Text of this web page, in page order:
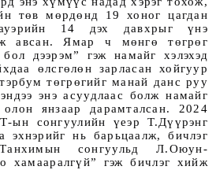
төв мөрдөнд 19 хоног цагдан
14 дэх давхрыг үнэ
авсан. Ямар ч мөнгө төгрөг
дээрэм” гэж намайг хэлэхэд
өлсгөлөн зарласан хойгуур
төгрөгийг манай данс руу
энэ асуудлаас болж намайг
янзаар дарамталсан. 2024
сонгуулийн үеэр Т.Дүүрэнг
эхнэрийг нь барьцаалж, бичлэг
сонгуульд Л.Оюун-
хамааралгүй” гэж бичлэг хийж